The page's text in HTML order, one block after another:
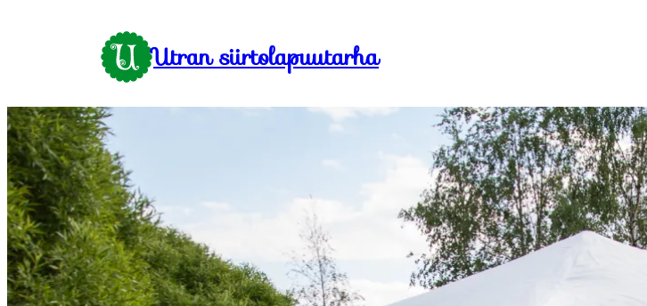
Utran siirtolapuutarha